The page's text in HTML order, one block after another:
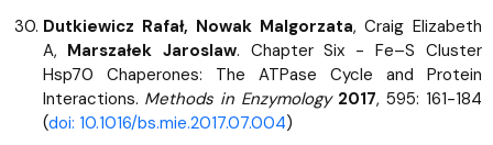
Dutkiewicz Rafał, Nowak Malgorzata, Craig Elizabeth
A, Marszałek Jaroslaw. Chapter Six - Fe–S Cluster
Hsp70 Chaperones: The ATPase Cycle and Protein
Interactions. Methods in Enzymology 2017, 595: 161-184
(doi: 10.1016/bs.mie.2017.07.004)